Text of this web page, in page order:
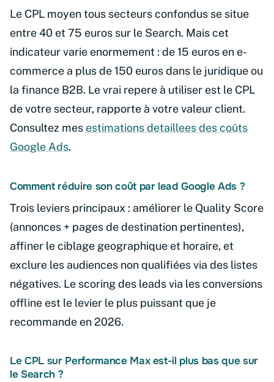
Le CPL moyen tous secteurs confondus se situe
entre 40 et 75 euros sur le Search. Mais cet
indicateur varie enormement : de 15 euros en e-
commerce a plus de 150 euros dans le juridique ou
la finance B2B. Le vrai repere à utiliser est le CPL
de votre secteur, rapporte à votre valeur client.
Consultez mes estimations detaillees des coûts
Google Ads.
Comment réduire son coût par lead Google Ads ?
Trois leviers principaux : améliorer le Quality Score
(annonces + pages de destination pertinentes),
affiner le ciblage geographique et horaire, et
exclure les audiences non qualifiées via des listes
négatives. Le scoring des leads via les conversions
offline est le levier le plus puissant que je
recommande en 2026.
Le CPL sur Performance Max est-il plus bas que sur
le Search ?